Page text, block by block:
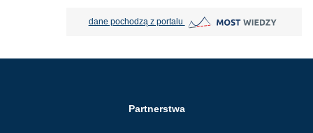
dane pochodzą z portalu MOST Wiedzy otwiera się w
Partnerstwa